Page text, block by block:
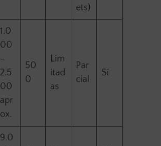
ets)
1.0
00
–
2.5
00
apr
ox.
50
0
Lim
itad
as
Par
cial
Sí
9.0